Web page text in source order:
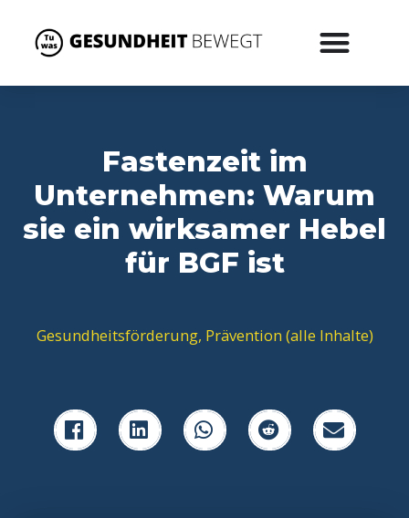
Fastenzeit im
Unternehmen: Warum
sie ein wirksamer Hebel
für BGF ist
Gesundheitsförderung, Prävention (alle Inhalte)